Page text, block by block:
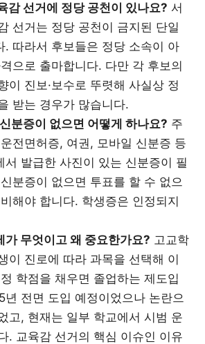
감 선거에 정당 공천이 있나요? 서
선거는 정당 공천이 금지된 단일
. 따라서 후보들은 정당 소속이 아
으로 출마합니다. 다만 각 후보의
이 진보·보수로 뚜렷해 사실상 정
받는 경우가 많습니다.
분증이 없으면 어떻게 하나요? 주
전면허증, 여권, 모바일 신분증 등
서 발급한 사진이 있는 신분증이 필
분증이 없으면 투표를 할 수 없으
해야 합니다. 학생증은 인정되지
가 무엇이고 왜 중요한가요? 고교학
이 진로에 따라 과목을 선택해 이
학점을 채우면 졸업하는 제도입
년 전면 도입 예정이었으나 논란으
고, 현재는 일부 학교에서 시범 운
. 교육감 선거의 핵심 이슈인 이유